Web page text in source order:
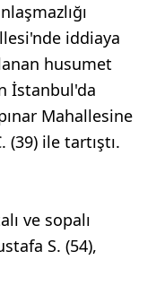
iddiaya
husumet
İstanbul'da
Mahallesine
ile tartıştı.
ve sopalı
S. (54),